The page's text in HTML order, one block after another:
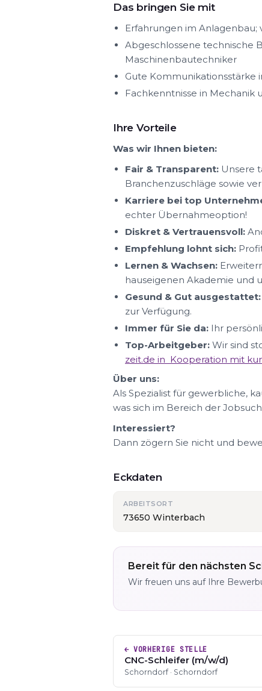
Das bringen Sie mit
Erfahrungen im Anlagenbau;
Abgeschlossene technische
Maschinenbautechniker
Gute Kommunikationsstärke
Fachkenntnisse in Mechanik
Ihre Vorteile
Was wir Ihnen bieten:
Fair & Transparent: Unsere
Branchenzuschläge sowie
Karriere bei top
echter Übernahmeoption!
Diskret & Vertrauensvoll:
Empfehlung lohnt sich:
Lernen & Wachsen:
hauseigenen Akademie und
Gesund & Gut ausgestattet:
zur Verfügung.
Immer für Sie da: Ihr
Top-Arbeitgeber: Wir sind
zeit.de in Kooperation mit
Über uns:
Als Spezialist für gewerbliche,
was sich im Bereich der
Interessiert?
Dann zögern Sie nicht und
Eckdaten
ARBEITSORT
73650 Winterbach
Bereit für den nächsten
Wir freuen uns auf Ihre
← VORHERIGE STELLE
CNC-Schleifer (m/w/d)
Schorndorf · Schorndorf